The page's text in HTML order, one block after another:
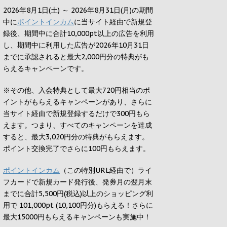
2026年8月1日(土) ～ 2026年8月31日(月)の期間
中にポイントインカムに当サイト経由で新規登
録後、期間中に合計10,000pt以上の広告を利用
し、期間中に利用した広告が2026年10月31日
までに承認されると最大2,000円分の特典がも
らえるキャンペーンです。
※その他、入会特典として最大720円相当のポ
イントがもらえるキャンペーンがあり、さらに
当サイト経由で新規登録するだけで300円もら
えます。つまり、すべてのキャンペーンを達成
すると、最大3,020円分の特典がもらえます。
ポイント交換完了でさらに100円もらえます。
ポイントインカム （この特別URL経由で）ライ
フカードで新規カード発行後、発券月の翌月末
までに合計5,500円(税込)以上のショッピング利
用で 101,000pt (10,100円分)もらえる！さらに
最大15000円もらえるキャンペーンも実施中！